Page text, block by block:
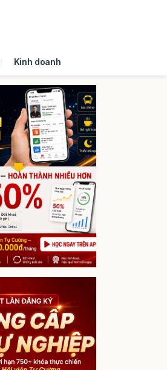
Kinh doanh